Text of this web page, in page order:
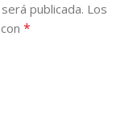
publicada. Los
*